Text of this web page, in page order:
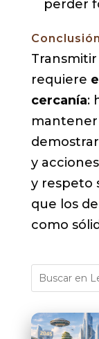
perder
Conclusión
requiere
cercanía:
y
y respeto
que los
como